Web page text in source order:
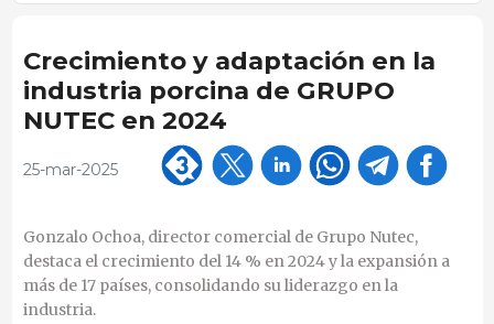
Crecimiento y adaptación en la
industria porcina de GRUPO
NUTEC en 2024
25-mar-2025
Gonzalo Ochoa, director comercial de Grupo Nutec,
destaca el crecimiento del 14 % en 2024 y la expansión a
más de 17 países, consolidando su liderazgo en la
industria.